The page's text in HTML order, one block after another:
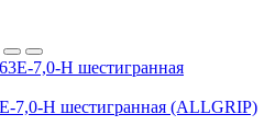
7,0-H шестигранная (ALLGRIP)